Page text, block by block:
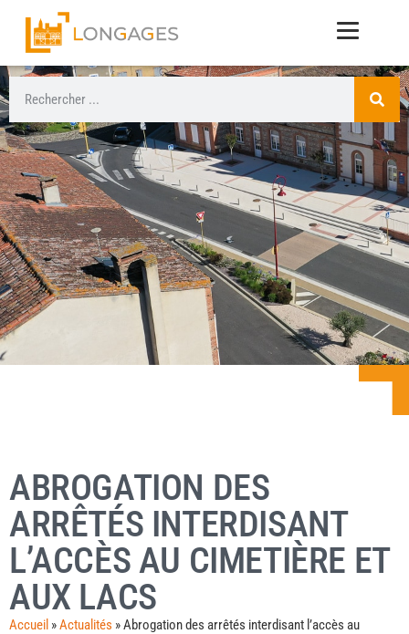
ABROGATION DES
ARRÊTÉS INTERDISANT
L’ACCÈS AU CIMETIÈRE ET
AUX LACS
Accueil »Actualités »Abrogation des arrêtés interdisant l’accès au